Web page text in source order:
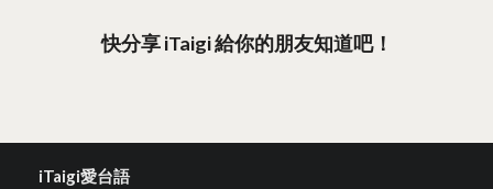
快分享 iTaigi 給你的朋友知道吧！
iTaigi愛台語